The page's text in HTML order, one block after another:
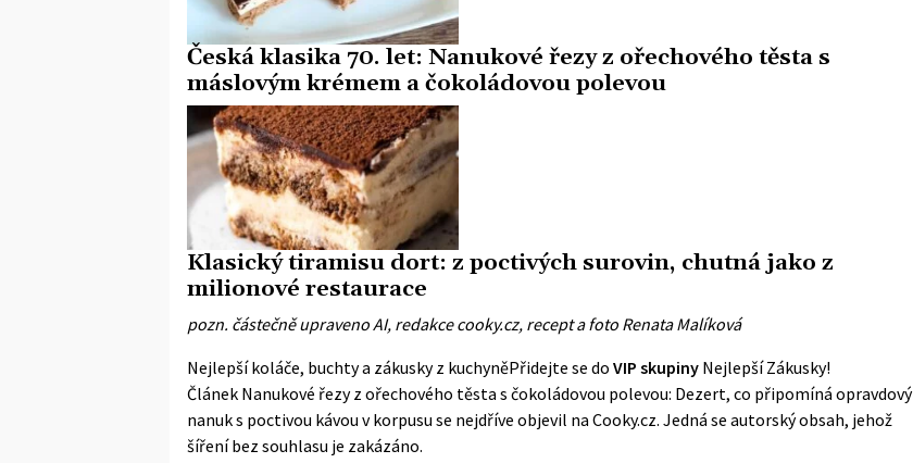
Česká klasika 70. let: Nanukové řezy z ořechového těsta s
máslovým krémem a čokoládovou polevou
Klasický tiramisu dort: z poctivých surovin, chutná jako z
milionové restaurace
pozn. částečně upraveno AI, redakce cooky.cz, recept a foto Renata Malíková
Nejlepší koláče, buchty a zákusky z kuchyněPřidejte se do VIP skupiny Nejlepší Zákusky!
Článek Nanukové řezy z ořechového těsta s čokoládovou polevou: Dezert, co připomíná opravdový
nanuk s poctivou kávou v korpusu se nejdříve objevil na Cooky.cz. Jedná se autorský obsah, jehož
šíření bez souhlasu je zakázáno.